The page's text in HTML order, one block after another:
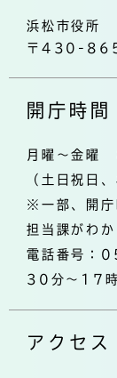
浜松市役所
〒430-
開庁時間
月曜～金
（土日祝日
※一部、開庁
担当課がわ
電話番号
30分～17
アクセス